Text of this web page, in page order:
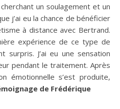
un soulagement et un
j’ai eu la chance de bénéficier
à distance avec Bertrand.
expérience de ce type de
surpris. J’ai eu une sensation
pendant le traitement. Après
émotionnelle s’est produite,
de Frédérique